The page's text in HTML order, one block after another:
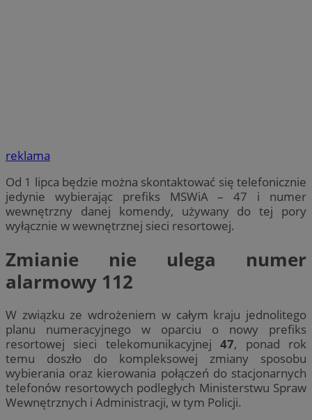
reklama
Od 1 lipca będzie można skontaktować się telefonicznie
jedynie wybierając prefiks MSWiA – 47 i numer
wewnętrzny danej komendy, używany do tej pory
wyłącznie w wewnętrznej sieci resortowej.
Zmianie nie ulega numer
alarmowy 112
W związku ze wdrożeniem w całym kraju jednolitego
planu numeracyjnego w oparciu o nowy prefiks
resortowej sieci telekomunikacyjnej47, ponad rok
temu doszło do kompleksowej zmiany sposobu
wybierania oraz kierowania połączeń do stacjonarnych
telefonów resortowych podległych Ministerstwu Spraw
Wewnętrznych i Administracji, w tym Policji.